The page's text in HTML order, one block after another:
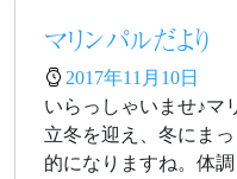
マリンパルだより
2017年11月10日
いらっしゃいませ♪マ
立冬を迎え、冬にま
的になりますね。体